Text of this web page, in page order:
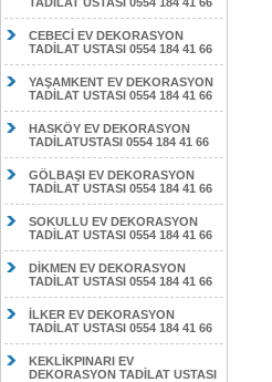
CEBECİ EV DEKORASYON
TADİLAT USTASI 0554 184 41 66
YAŞAMKENT EV DEKORASYON
TADİLAT USTASI 0554 184 41 66
HASKÖY EV DEKORASYON
TADİLATUSTASI 0554 184 41 66
GÖLBAŞI EV DEKORASYON
TADİLAT USTASI 0554 184 41 66
SOKULLU EV DEKORASYON
TADİLAT USTASI 0554 184 41 66
DİKMEN EV DEKORASYON
TADİLAT USTASI 0554 184 41 66
İLKER EV DEKORASYON
TADİLAT USTASI 0554 184 41 66
KEKLİKPINARI EV
DEKORASYON TADİLAT USTASI